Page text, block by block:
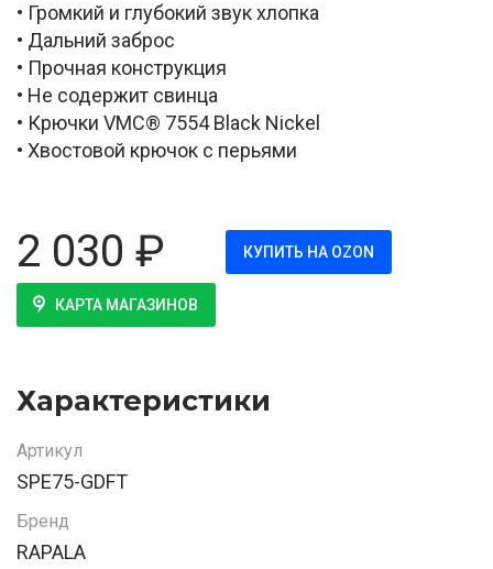
• Громкий и глубокий звук хлопка
• Дальний заброс
• Прочная конструкция
• Не содержит свинца
• Крючки VMC® 7554 Black Nickel
• Хвостовой крючок с перьями
2 030 ₽ КУПИТЬ НА OZON
КАРТА МАГАЗИНОВ
Характеристики
Артикул
SPE75-GDFT
Бренд
RAPALA